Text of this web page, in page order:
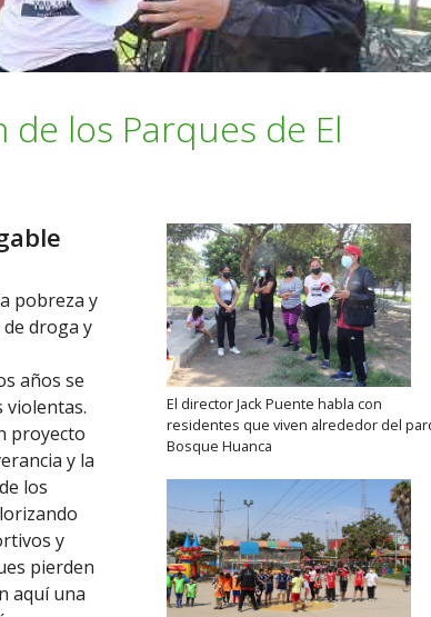
los Parques de El
pobreza y
droga y
años se
violentas.
proyecto
y la
los
y
pierden
aquí una
El director Jack Puente habla con
residentes que viven alrededor del
Bosque Huanca